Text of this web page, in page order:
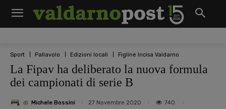
Sport Pallavolo Edizioni locali Figline Incisa Valdarno
La Fipav ha deliberato la nuova formula
dei campionati di serie B
di Michele Bossini 27 Novembre 2020 740